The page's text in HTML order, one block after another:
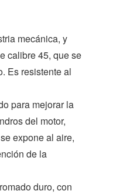
mecánica, y
calibre 45, que se
Es resistente al
para mejorar la
del motor,
expone al aire,
de la
duro, con